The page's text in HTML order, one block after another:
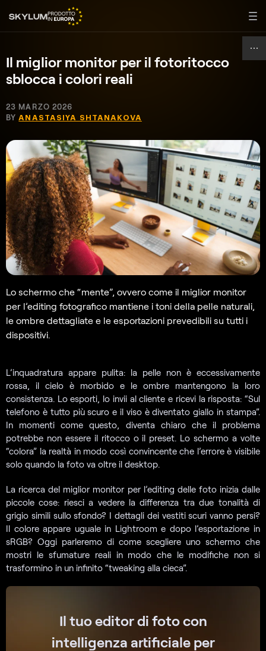
Il miglior monitor per il fotoritocco
sblocca i colori reali
23 MARZO 2026
BYANASTASIYA SHTANAKOVA
Lo schermo che “mente”, ovvero come il miglior monitor
per l’editing fotografico mantiene i toni della pelle naturali,
le ombre dettagliate e le esportazioni prevedibili su tutti i
dispositivi.
L’inquadratura appare pulita: la pelle non è eccessivamente
rossa, il cielo è morbido e le ombre mantengono la loro
consistenza. Lo esporti, lo invii al cliente e ricevi la risposta: “Sul
telefono è tutto più scuro e il viso è diventato giallo in stampa”.
In momenti come questo, diventa chiaro che il problema
potrebbe non essere il ritocco o il preset. Lo schermo a volte
“colora” la realtà in modo così convincente che l’errore è visibile
solo quando la foto va oltre il desktop.
La ricerca del miglior monitor per l’editing delle foto inizia dalle
piccole cose: riesci a vedere la differenza tra due tonalità di
grigio simili sullo sfondo? I dettagli dei vestiti scuri vanno persi?
Il colore appare uguale in Lightroom e dopo l’esportazione in
sRGB? Oggi parleremo di come scegliere uno schermo che
mostri le sfumature reali in modo che le modifiche non si
trasformino in un infinito “tweaking alla cieca”.
Il tuo editor di foto con
intelligenza artificiale per